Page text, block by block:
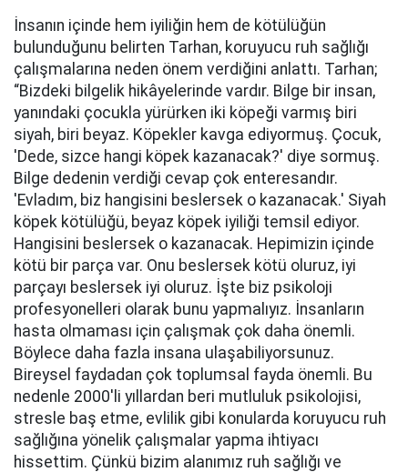
İnsanın içinde hem iyiliğin hem de kötülüğün
bulunduğunu belirten Tarhan, koruyucu ruh sağlığı
çalışmalarına neden önem verdiğini anlattı. Tarhan;
“Bizdeki bilgelik hikâyelerinde vardır. Bilge bir insan,
yanındaki çocukla yürürken iki köpeği varmış biri
siyah, biri beyaz. Köpekler kavga ediyormuş. Çocuk,
'Dede, sizce hangi köpek kazanacak?' diye sormuş.
Bilge dedenin verdiği cevap çok enteresandır.
'Evladım, biz hangisini beslersek o kazanacak.' Siyah
köpek kötülüğü, beyaz köpek iyiliği temsil ediyor.
Hangisini beslersek o kazanacak. Hepimizin içinde
kötü bir parça var. Onu beslersek kötü oluruz, iyi
parçayı beslersek iyi oluruz. İşte biz psikoloji
profesyonelleri olarak bunu yapmalıyız. İnsanların
hasta olmaması için çalışmak çok daha önemli.
Böylece daha fazla insana ulaşabiliyorsunuz.
Bireysel faydadan çok toplumsal fayda önemli. Bu
nedenle 2000'li yıllardan beri mutluluk psikolojisi,
stresle baş etme, evlilik gibi konularda koruyucu ruh
sağlığına yönelik çalışmalar yapma ihtiyacı
hissettim. Çünkü bizim alanımız ruh sağlığı ve